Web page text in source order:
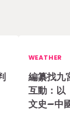
WEATHER
編纂找九
互動：以
文史–中